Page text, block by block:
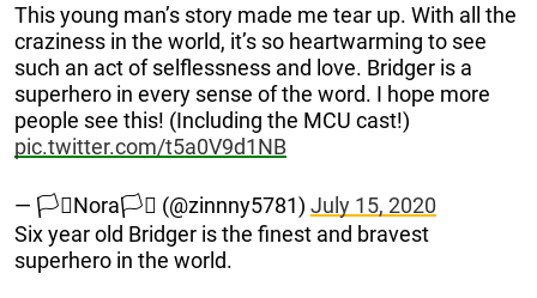
This young man’s story made me tear up. With all the
craziness in the world, it’s so heartwarming to see
such an act of selflessness and love. Bridger is a
superhero in every sense of the word. I hope more
people see this! (Including the MCU cast!)
pic.twitter.com/t5a0V9d1NB
— 🏳️‍⚧️Nora🏳️‍⚧️ (@zinnny5781) July 15, 2020
Six year old Bridger is the finest and bravest
superhero in the world.